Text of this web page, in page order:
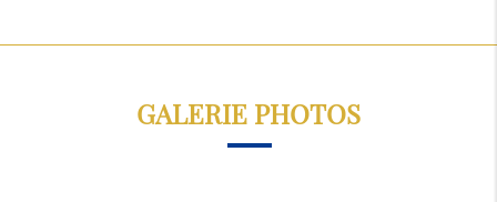
GALERIE PHOTOS